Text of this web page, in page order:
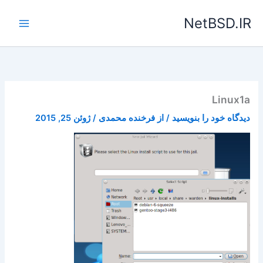
NetBSD.IR
Linux1a
دیدگاه‌ خود را بنویسید / از فرخنده محمدی/ژوئن 25, 2015